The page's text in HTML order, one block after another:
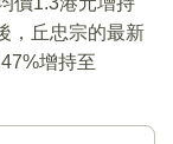
，丘忠宗的最新
增持至